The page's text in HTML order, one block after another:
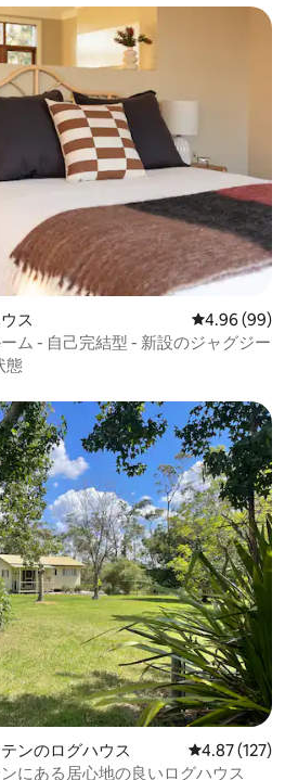
ス レビュー99件
4.96 (99)
ム - 自己完結型 - 新設のジャグジー
態
ンのログハウス レビュー127
4.87 (127)
にある居心地の良いログハウス